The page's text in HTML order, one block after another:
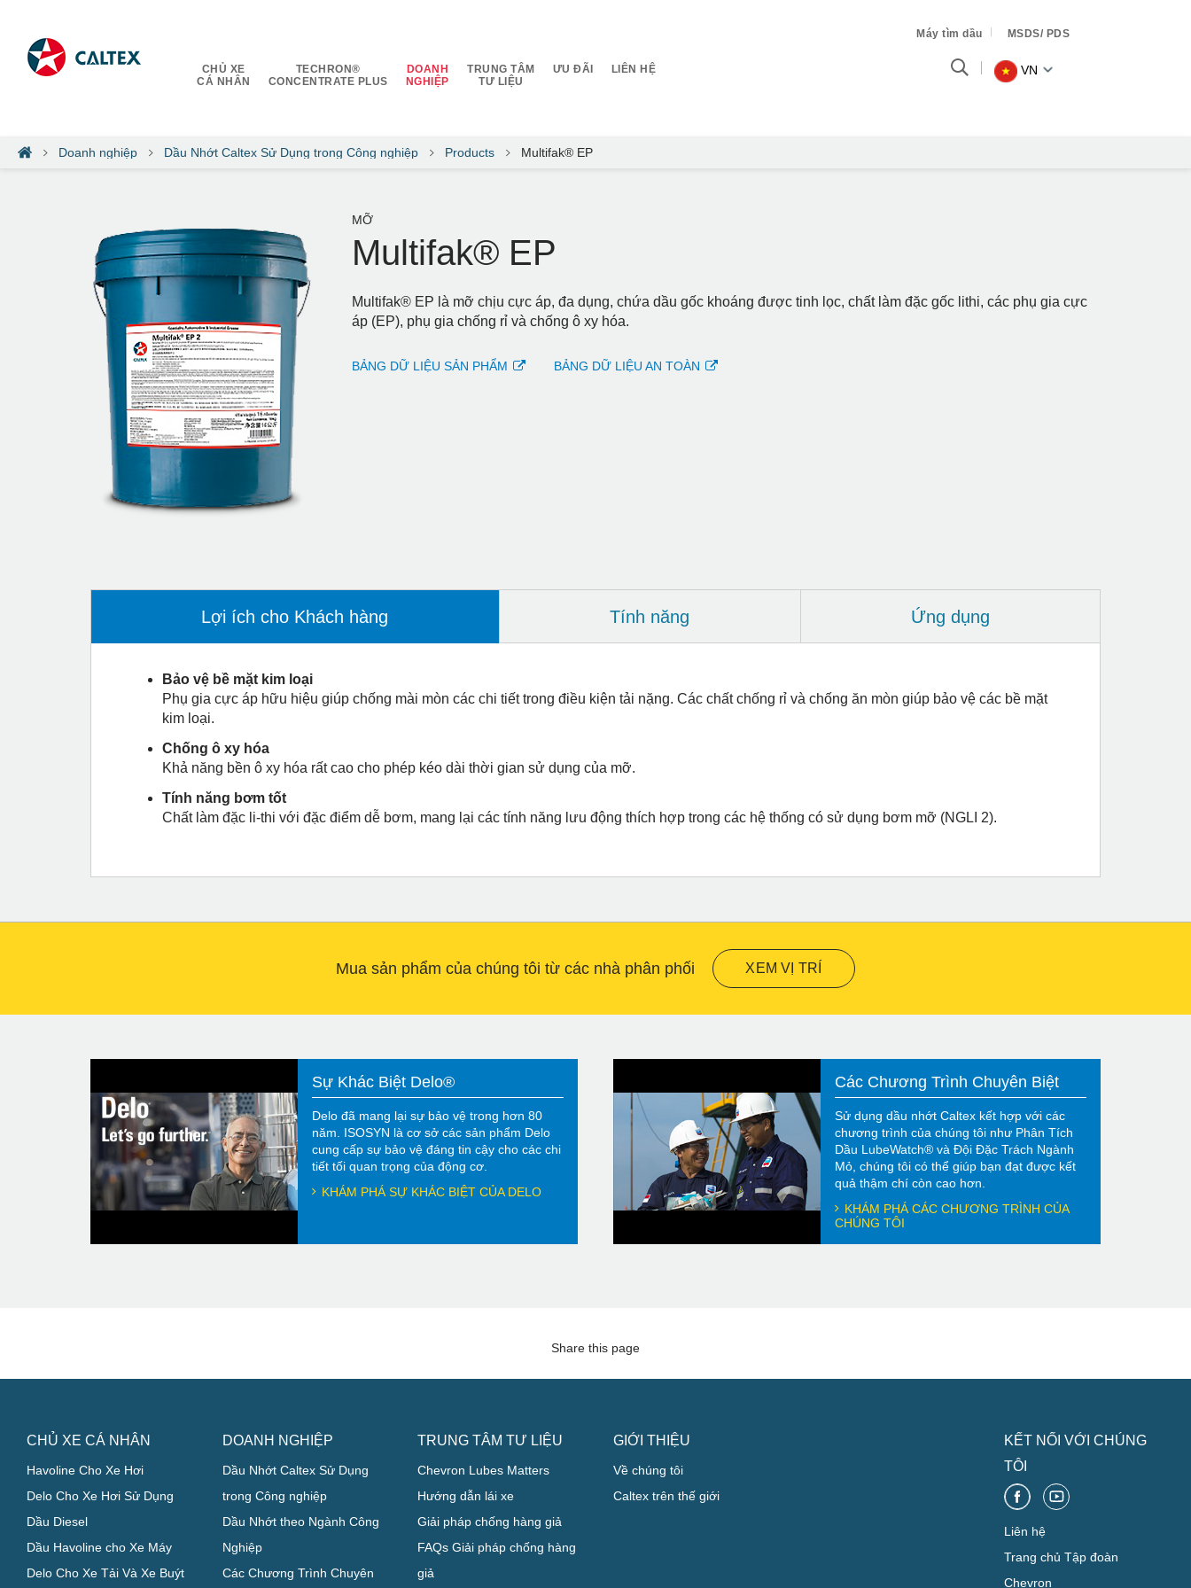
Máy tìm dầu MSDS/ PDS
CHỦ XE
CÁ NHÂN
TECHRON®
CONCENTRATE PLUS
DOANH
NGHIỆP
TRUNG TÂM
TƯ LIỆU
ƯU ĐÃI LIÊN HỆ VN
Doanh nghiệp Dầu Nhớt Caltex Sử Dụng trong Công nghiệp Products Multifak® EP
MỠ
Multifak® EP
Multifak® EP là mỡ chịu cực áp, đa dụng, chứa dầu gốc khoáng được tinh lọc, chất làm đặc gốc lithi, các phụ gia cực
áp (EP), phụ gia chống rỉ và chống ô xy hóa.
BẢNG DỮ LIỆU SẢN PHẨM BẢNG DỮ LIỆU AN TOÀN
Lợi ích cho Khách hàng Tính năng Ứng dụng
Bảo vệ bề mặt kim loại
Phụ gia cực áp hữu hiệu giúp chống mài mòn các chi tiết trong điều kiện tải nặng. Các chất chống rỉ và chống ăn mòn giúp bảo vệ các bề mặt
kim loại.
Chống ô xy hóa
Khả năng bền ô xy hóa rất cao cho phép kéo dài thời gian sử dụng của mỡ.
Tính năng bơm tốt
Chất làm đặc li-thi với đặc điểm dễ bơm, mang lại các tính năng lưu động thích hợp trong các hệ thống có sử dụng bơm mỡ (NGLI 2).
Mua sản phẩm của chúng tôi từ các nhà phân phối XEM VỊ TRÍ
Sự Khác Biệt Delo®
Delo đã mang lại sự bảo vệ trong hơn 80
năm. ISOSYN là cơ sở các sản phẩm Delo
cung cấp sự bảo vệ đáng tin cậy cho các chi
tiết tối quan trọng của động cơ.
KHÁM PHÁ SỰ KHÁC BIỆT CỦA DELO
Các Chương Trình Chuyên Biệt
Sử dụng dầu nhớt Caltex kết hợp với các
chương trình của chúng tôi như Phân Tích
Dầu LubeWatch® và Đội Đặc Trách Ngành
Mỏ, chúng tôi có thể giúp bạn đạt được kết
quả thậm chí còn cao hơn.
KHÁM PHÁ CÁC CHƯƠNG TRÌNH CỦA
CHÚNG TÔI
Share this page
CHỦ XE CÁ NHÂN
Havoline Cho Xe Hơi
Delo Cho Xe Hơi Sử Dụng
Dầu Diesel
Dầu Havoline cho Xe Máy
Delo Cho Xe Tải Và Xe Buýt
DOANH NGHIỆP
Dầu Nhớt Caltex Sử Dụng
trong Công nghiệp
Dầu Nhớt theo Ngành Công
Nghiệp
Các Chương Trình Chuyên
TRUNG TÂM TƯ LIỆU
Chevron Lubes Matters
Hướng dẫn lái xe
Giải pháp chống hàng giả
FAQs Giải pháp chống hàng
giả
GIỚI THIỆU
Về chúng tôi
Caltex trên thế giới
KẾT NỐI VỚI CHÚNG
TÔI
Liên hệ
Trang chủ Tập đoàn
Chevron